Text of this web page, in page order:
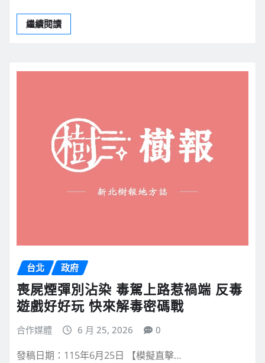
繼續閱讀
台北 政府
喪屍煙彈別沾染 毒駕上路惹禍端 反毒
遊戲好好玩 快來解毒密碼戰
合作媒體 6 月 25, 2026 0
發稿日期：115年6月25日 【模擬直擊…